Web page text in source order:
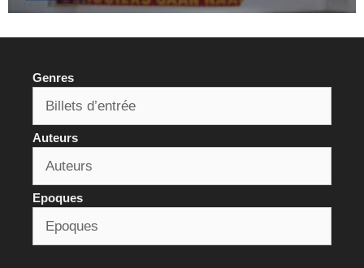
Genres
Auteurs
Epoques